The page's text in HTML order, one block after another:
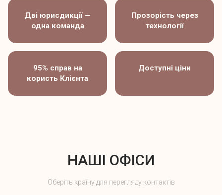
Дві юрисдикції —
одна команда
Прозорість через
технології
95% справ на
користь Клієнта
Доступні ціни
НАШІ ОФІСИ
Оберіть країну для перегляду контактів